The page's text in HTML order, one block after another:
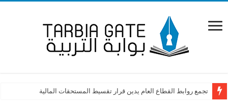
تجمع روابط القطاع العام يدين قرار تقسيط المستحقات المالية